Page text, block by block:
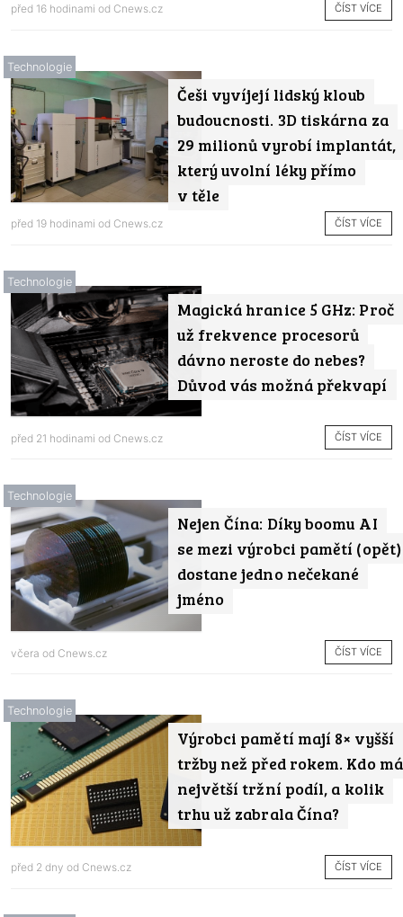
před 16 hodinami od Cnews.cz ČÍST VÍCE
Češi vyvíjejí lidský kloub
budoucnosti. 3D tiskárna za
29 milionů vyrobí implantát,
který uvolní léky přímo
v těle
Technologie
před 19 hodinami od Cnews.cz ČÍST VÍCE
Magická hranice 5 GHz: Proč
už frekvence procesorů
dávno neroste do nebes?
Důvod vás možná překvapí
Technologie
před 21 hodinami od Cnews.cz ČÍST VÍCE
Nejen Čína: Díky boomu AI
se mezi výrobci pamětí (opět)
dostane jedno nečekané
jméno
Technologie
včera od Cnews.cz ČÍST VÍCE
Výrobci pamětí mají 8× vyšší
tržby než před rokem. Kdo má
největší tržní podíl, a kolik
trhu už zabrala Čína?
Technologie
před 2 dny od Cnews.cz ČÍST VÍCE